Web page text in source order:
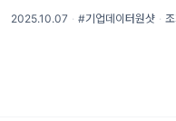
2025.10.07 · #기업데이터원샷 ·